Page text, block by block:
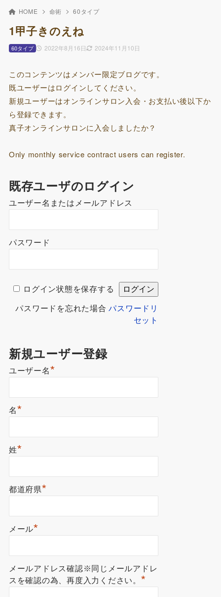
HOME 命術 60タイプ
1甲子きのえね
2022年8月16日 2024年11月10日
60タイプ
このコンテンツはメンバー限定ブログです。
既ユーザーはログインしてください。
新規ユーザーはオンラインサロン入会・お支払い後以下か
ら登録できます。
真子オンラインサロンに入会しましたか？
Only monthly service contract users can register.
既存ユーザのログイン
ユーザー名またはメールアドレス
パスワード
ログイン状態を保存する
パスワードを忘れた場合パスワードリ
セット
新規ユーザー登録
ユーザー名*
名*
姓*
都道府県*
メール*
メールアドレス確認※同じメールアドレ
スを確認の為、再度入力ください。 *